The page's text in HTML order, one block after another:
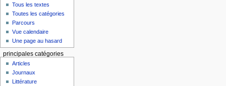
Tous les textes
Toutes les catégories
Parcours
Vue calendaire
Une page au hasard
principales catégories
Articles
Journaux
Littérature